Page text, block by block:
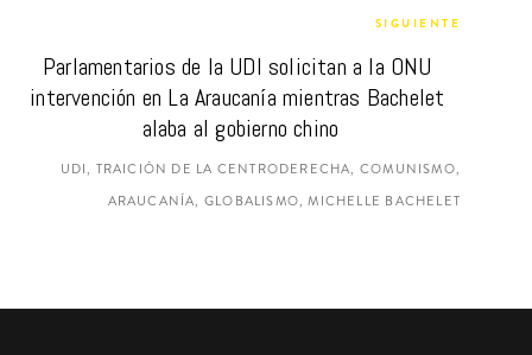
SIGUIENTE
Parlamentarios de la UDI solicitan a la ONU
intervención en La Araucanía mientras Bachelet
alaba al gobierno chino
UDI, TRAICIÓN DE LA CENTRODERECHA, COMUNISMO,
ARAUCANÍA, GLOBALISMO, MICHELLE BACHELET